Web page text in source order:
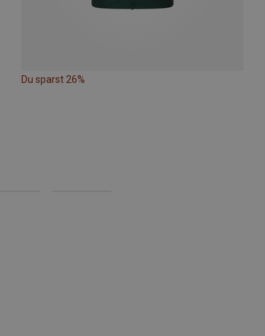
Du sparst 26%